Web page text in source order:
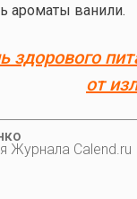
ароматы ванили.
здорового
от
Журнала Calend.ru